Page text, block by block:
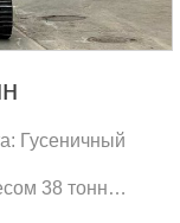
Гусеничный
38 тонн